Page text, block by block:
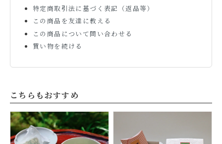
特定商取引法に基づく表記（返品等）
この商品を友達に教える
この商品について問い合わせる
買い物を続ける
こちらもおすすめ